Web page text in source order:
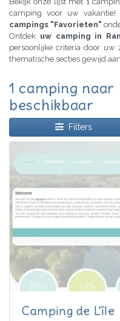
camping voor uw vakantie!
campings "Favorieten"
Ontdek uw camping in
persoonlijke criteria door uw
thematische secties gewijd
1 camping naar
beschikbaar
Filters
Camping de L'île